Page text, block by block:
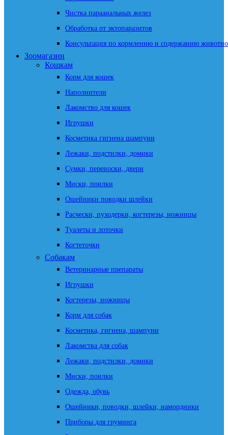
Чистка параанальных желез
Обработка от эктопаразитов
Консультация по кормлению и содержанию
Зоомагазин
Кошкам
Корм для кошек
Наполнители
Лакомство для кошек
Игрушки
Косметика гигиена шампуни
Лежаки, подстилки, домики
Сумки, переноски, двери
Миски, поилки
Ошейники поводки шлейки
Расчески, пуходерки, когтерезы, ножницы
Туалеты и лоточки
Когтеточки
Собакам
Ветеринарные препараты
Игрушки
Когтерезы, ножницы
Корм для собак
Косметика, гигиена, шампуни
Лакомства для собак
Лежаки, подстилки, домики
Миски, поилки
Одежда, обувь
Ошейники, поводки, шлейки, намордники
Приборы для груминга